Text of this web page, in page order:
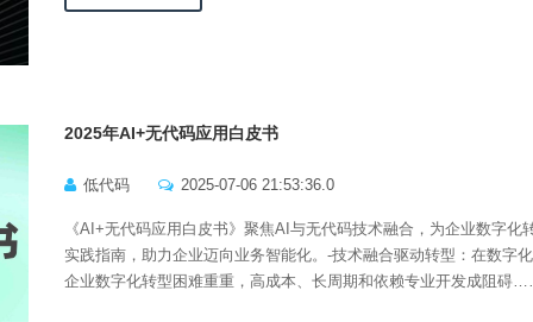
2025年AI+无代码应用白皮书
低代码 2025-07-06 21:53:36.0
《AI+无代码应用白皮书》聚焦AI与无代码技术融合，为企业数字化
实践指南，助力企业迈向业务智能化。-技术融合驱动转型：在数字化
企业数字化转型困难重重，高成本、长周期和依赖专业开发成阻碍